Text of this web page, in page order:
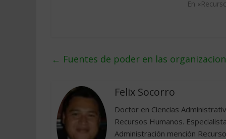
En
← Fuentes de poder en las
Felix Socorro
Doctor en Ciencias
Recursos Humanos.
Administración mención